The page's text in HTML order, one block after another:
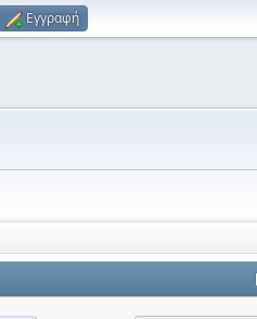
Εγγραφή